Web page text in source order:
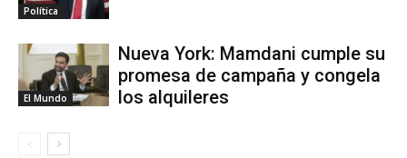
Política
El Mundo
Nueva York: Mamdani cumple su
promesa de campaña y congela
los alquileres